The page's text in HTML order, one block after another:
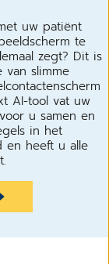
uw patiënt
te
zegt? Dit is
slimme
AI-tool vat uw
u samen en
in het
en heeft u alle